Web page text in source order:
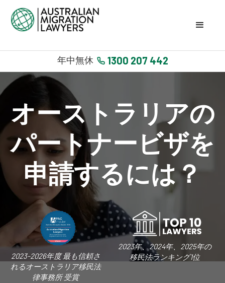
年中無休 1300 207 442
オーストラリアの
パートナービザを
申請するには？
2023-2026年度 最も信頼さ
れるオーストラリア移民法
律事務所 受賞
2023年、2024年、2025年の
移民法ランキング1位